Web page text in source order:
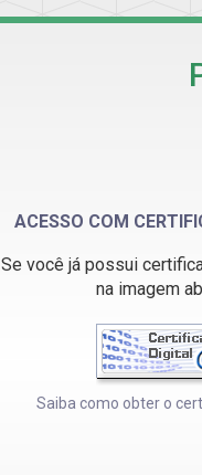
ACESSO COM
Se você já possui
na imagem
Saiba como obter o